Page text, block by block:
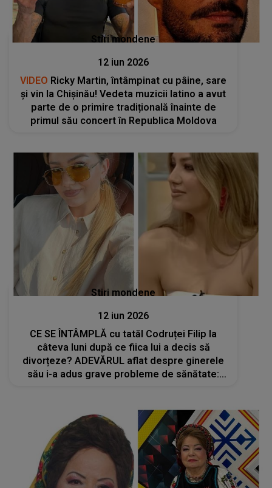
Stiri mondene
12 iun 2026
VIDEO Ricky Martin, întâmpinat cu pâine, sare
și vin la Chișinău! Vedeta muzicii latino a avut
parte de o primire tradițională înainte de
primul său concert în Republica Moldova
Stiri mondene
12 iun 2026
CE SE ÎNTÂMPLĂ cu tatăl Codruței Filip la
câteva luni după ce fiica lui a decis să
divorțeze? ADEVĂRUL aflat despre ginerele
său i-a adus grave probleme de sănătate: